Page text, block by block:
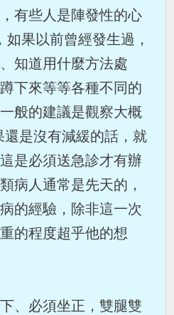
有些人是陣發性的心
果以前曾經發生過，
知道用什麼方法處
下來等等各種不同的
般的建議是觀察大概
還是沒有減緩的話，就
是必須送急診才有辦
病人通常是先天的，
的經驗，除非這一次
的程度超乎他的想
、必須坐正，雙腿雙